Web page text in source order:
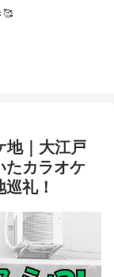
🥰
地｜大江戸
たカラオケ
礼！